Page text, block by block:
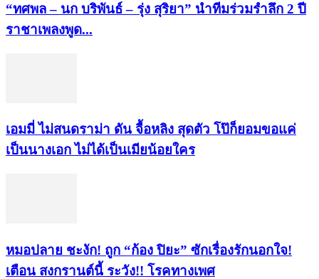
“ทศพล – นก บริพันธ์ – รุ่ง สุริยา” นำทีมร่วมรำลึก 2 ปี
ราชาเพลงพูด...
เอมมี่ ไม่สนดราม่า ดัน จื้อหลิง สุดตัว โป๊ก็ยอมขอแค่
เป็นนางเอก ไม่ได้เป็นเมียน้อยใคร
หมอปลาย ชะงัก! ถูก “ก้อง ปิยะ” ซักเรื่องรักนอกใจ!
เตือน สงกรานต์นี้ ระวัง!! โรคทางเพศ